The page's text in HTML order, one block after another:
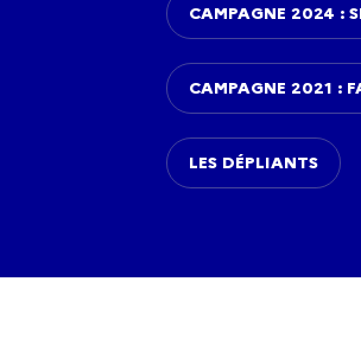
CAMPAGNE 2024 :
CAMPAGNE 2021 :
LES DÉPLIANTS